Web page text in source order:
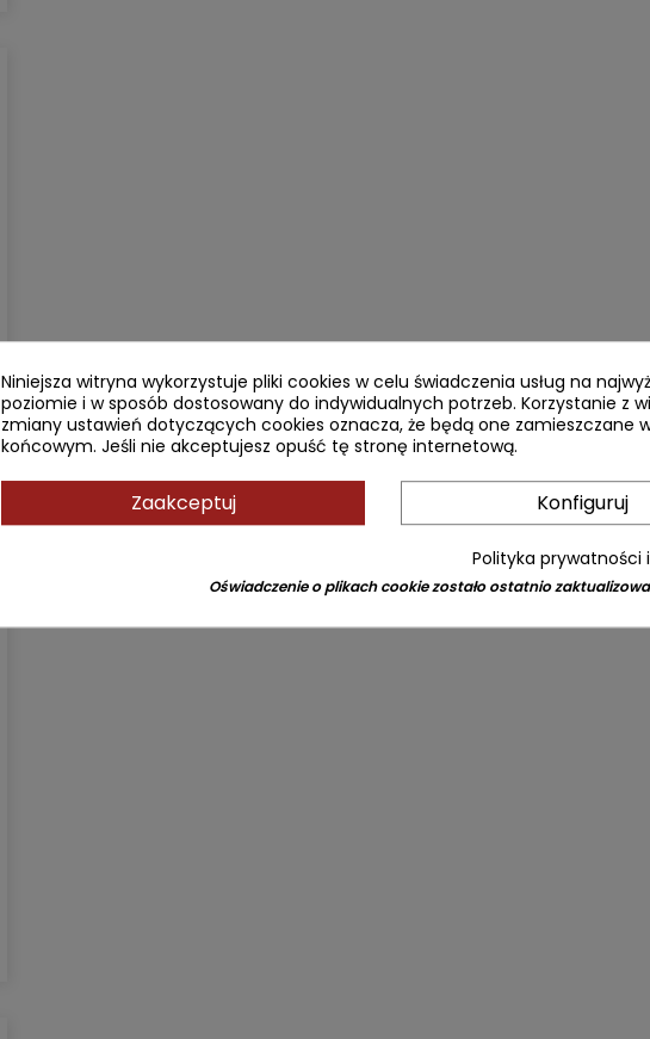
Niniejsza witryna wykorzystuje pliki cookies w celu świadczenia usług na
poziomie i w sposób dostosowany do indywidualnych potrzeb. Korzystanie z
zmiany ustawień dotyczących cookies oznacza, że będą one zamieszczane
końcowym. Jeśli nie akceptujesz opuść tę stronę internetową.
Zaakceptuj Konfiguruj
Polityka prywatności
Oświadczenie o plikach cookie zostało ostatnio